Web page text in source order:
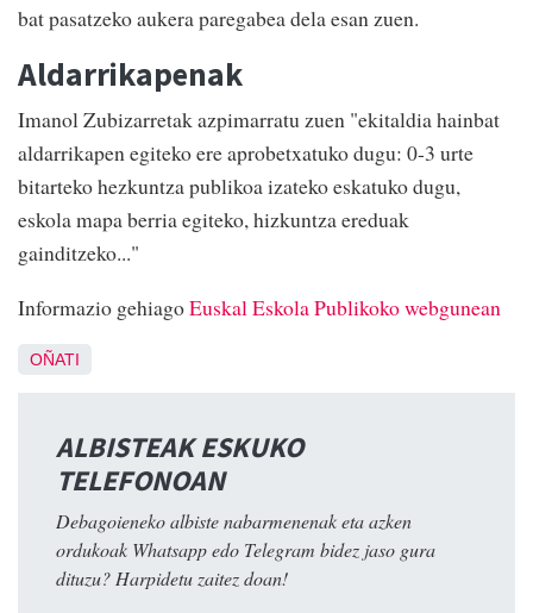
bat pasatzeko aukera paregabea dela esan zuen.
Aldarrikapenak
Imanol Zubizarretak azpimarratu zuen "ekitaldia hainbat
aldarrikapen egiteko ere aprobetxatuko dugu: 0-3 urte
bitarteko hezkuntza publikoa izateko eskatuko dugu,
eskola mapa berria egiteko, hizkuntza ereduak
gainditzeko..."
Informazio gehiagoEuskal Eskola Publikoko webgunean
OÑATI
ALBISTEAK ESKUKO
TELEFONOAN
Debagoieneko albiste nabarmenenak eta azken
ordukoak Whatsapp edo Telegram bidez jaso gura
dituzu? Harpidetu zaitez doan!